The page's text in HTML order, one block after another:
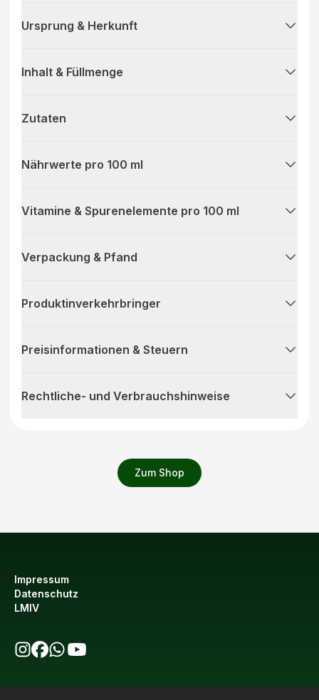
Zum Shop
Ursprung & Herkunft
Inhalt & Füllmenge
Zutaten
Nährwerte pro 100 ml
Vitamine & Spurenelemente pro 100 ml
Verpackung & Pfand
Produktinverkehrbringer
Preisinformationen & Steuern
Rechtliche- und Verbrauchshinweise
Impressum
Datenschutz
LMIV